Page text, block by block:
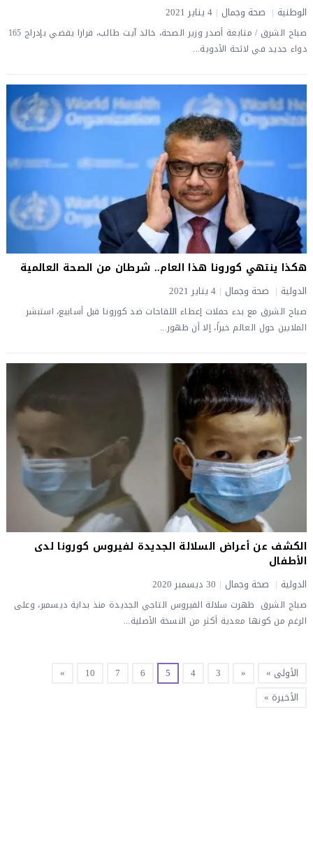
الوطنية صحة وجمال 4 يناير 2021
صباح الشرق / متابعة أصدر وزير الصحة، خالد آيت طالب، قرارا يقضي بإدراج 165
دواء جديد في لائحة الأدوية...
هكذا ينتهي كورونا هذا العام.. شرطان من الصحة العالمية
الدولية صحة وجمال 4 يناير 2021
صباح الشرق مع بدء حملات إعطاء اللقاحات ضد كورونا قبل أسابيع، استبشر
الملايين حول العالم خيراً، إلا أن ظهور...
الكشف عن أعراض السلالة الجديدة لفيروس كورونا لدى
الأطفال
الدولية صحة وجمال 30 ديسمبر 2020
صباح الشرق ظهرت سلالة الفيروس التاجي الجديدة منذ بداية ديسمبر، وعلى
الرغم من كونها معدية أكثر من النسخة الأصلية...
الأولى » «
3
4
5
6
7
10
»
الأخيرة »